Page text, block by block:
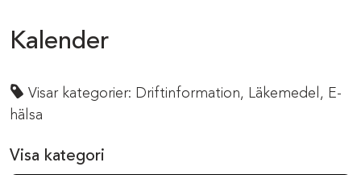
Kalender
Visar kategorier: Driftinformation, Läkemedel, E-
hälsa
Visa kategori